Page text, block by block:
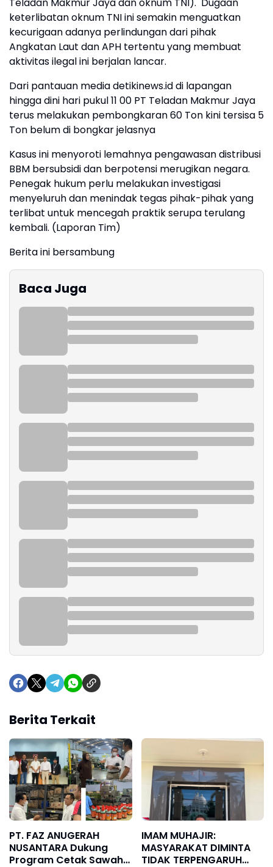
Teladan Makmur Jaya dan oknum TNI). Dugaan
keterlibatan oknum TNI ini semakin menguatkan
kecurigaan adanya perlindungan dari pihak
Angkatan Laut dan APH tertentu yang membuat
aktivitas ilegal ini berjalan lancar.
Dari pantauan media detikinews.id di lapangan
hingga dini hari pukul 11 00 PT Teladan Makmur Jaya
terus melakukan pembongkaran 60 Ton kini tersisa 5
Ton belum di bongkar jelasnya
Kasus ini menyoroti lemahnya pengawasan distribusi
BBM bersubsidi dan berpotensi merugikan negara.
Penegak hukum perlu melakukan investigasi
menyeluruh dan menindak tegas pihak-pihak yang
terlibat untuk mencegah praktik serupa terulang
kembali. (Laporan Tim)
Berita ini bersambung
Baca Juga
Berita Terkait
PT. FAZ ANUGERAH
NUSANTARA Dukung
Program Cetak Sawah
IMAM MUHAJIR:
MASYARAKAT DIMINTA
TIDAK TERPENGARUH